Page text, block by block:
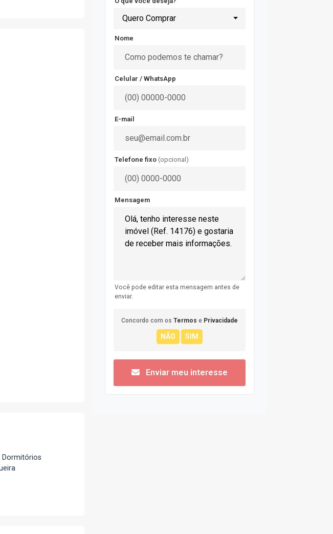
Quero Comprar
Nome
Celular / WhatsApp
E-mail
Telefone fixo (opcional)
Mensagem
Você pode editar esta mensagem antes de
enviar.
Concordo com os Termos e Privacidade
Enviar meu interesse